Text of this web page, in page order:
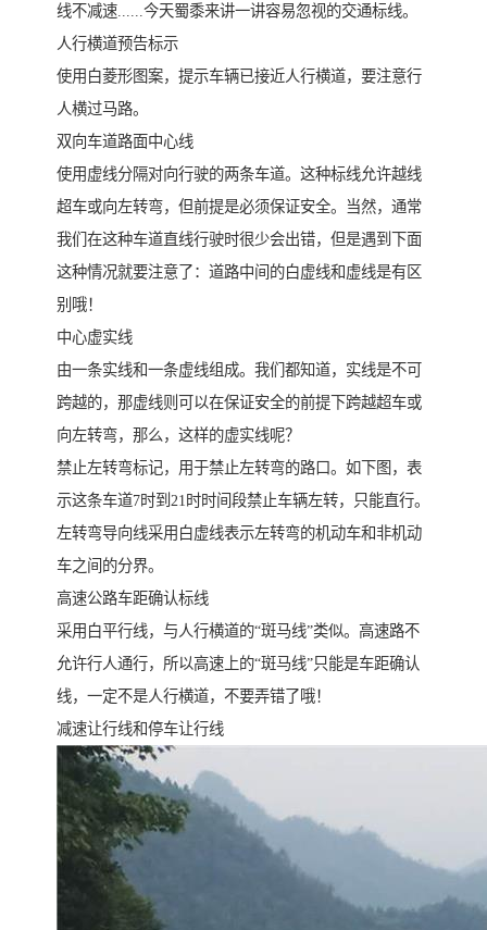
线不减速......今天蜀黍来讲一讲容易忽视的交通标线。
人行横道预告标示
使用白菱形图案，提示车辆已接近人行横道，要注意行
人横过马路。
双向车道路面中心线
使用虚线分隔对向行驶的两条车道。这种标线允许越线
超车或向左转弯，但前提是必须保证安全。当然，通常
我们在这种车道直线行驶时很少会出错，但是遇到下面
这种情况就要注意了：道路中间的白虚线和虚线是有区
别哦！
中心虚实线
由一条实线和一条虚线组成。我们都知道，实线是不可
跨越的，那虚线则可以在保证安全的前提下跨越超车或
向左转弯，那么，这样的虚实线呢？
禁止左转弯标记，用于禁止左转弯的路口。如下图，表
示这条车道7时到21时时间段禁止车辆左转，只能直行。
左转弯导向线采用白虚线表示左转弯的机动车和非机动
车之间的分界。
高速公路车距确认标线
采用白平行线，与人行横道的“斑马线”类似。高速路不
允许行人通行，所以高速上的“斑马线”只能是车距确认
线，一定不是人行横道，不要弄错了哦！
减速让行线和停车让行线